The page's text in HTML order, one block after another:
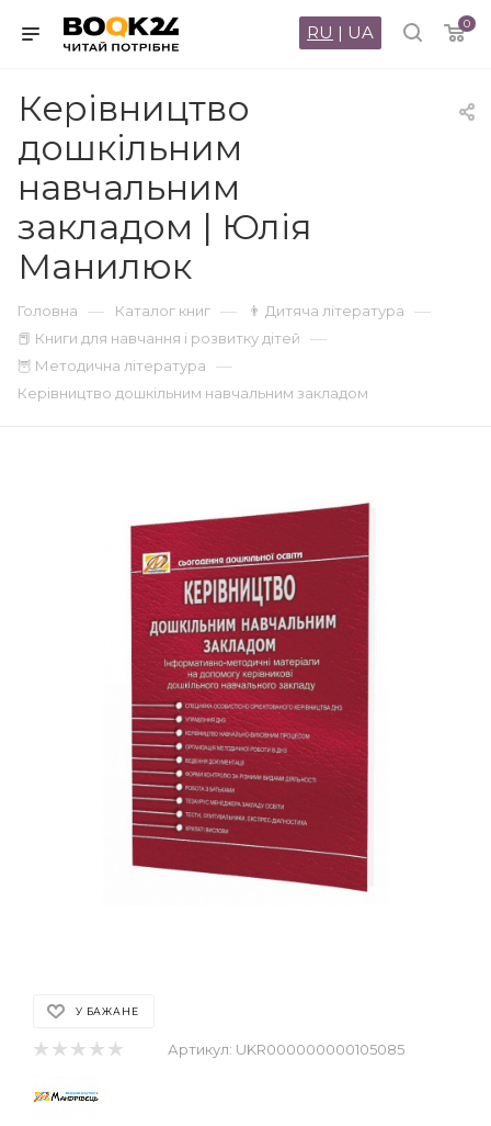
0
RU | UA
Керівництво
дошкільним
навчальним
закладом | Юлія
Манилюк
Головна — Каталог книг — 👨 Дитяча література —
📕 Книги для навчання і розвитку дітей —
🦉 Методична література —
Керівництво дошкільним навчальним закладом
У БАЖАНЕ
Артикул: UKR000000000105085